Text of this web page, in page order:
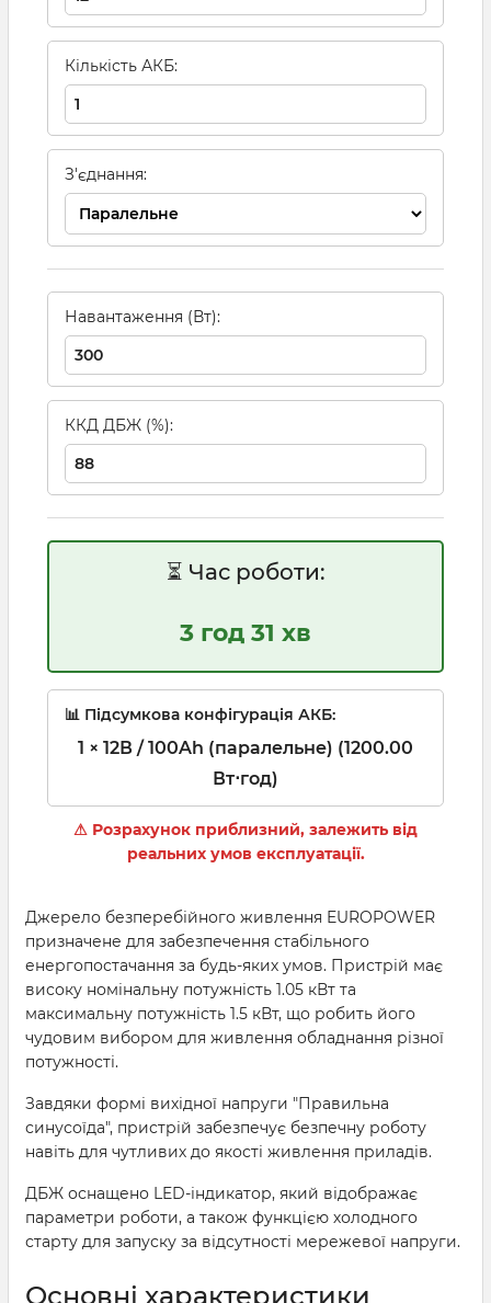
Кількість АКБ:
З'єднання:
Навантаження (Вт):
ККД ДБЖ (%):
⏳ Час роботи:
3 год 31 хв
📊 Підсумкова конфігурація АКБ:
1 × 12В / 100Ah (паралельне) (1200.00
Вт⋅год)
⚠ Розрахунок приблизний, залежить від
реальних умов експлуатації.
Джерело безперебійного живлення EUROPOWER
призначене для забезпечення стабільного
енергопостачання за будь-яких умов. Пристрій має
високу номінальну потужність 1.05 кВт та
максимальну потужність 1.5 кВт, що робить його
чудовим вибором для живлення обладнання різної
потужності.
Завдяки формі вихідної напруги "Правильна
синусоїда", пристрій забезпечує безпечну роботу
навіть для чутливих до якості живлення приладів.
ДБЖ оснащено LED-індикатор, який відображає
параметри роботи, а також функцією холодного
старту для запуску за відсутності мережевої напруги.
Основні характеристики